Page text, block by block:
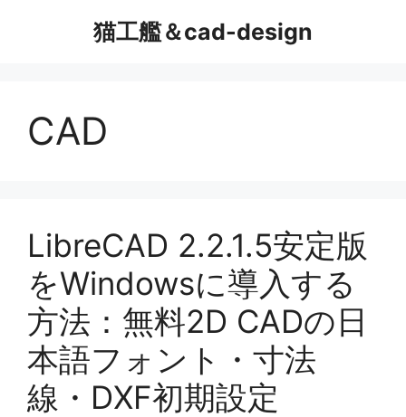
猫工艦＆cad-design
CAD
LibreCAD 2.2.1.5安定版
をWindowsに導入する
方法：無料2D CADの日
本語フォント・寸法
線・DXF初期設定